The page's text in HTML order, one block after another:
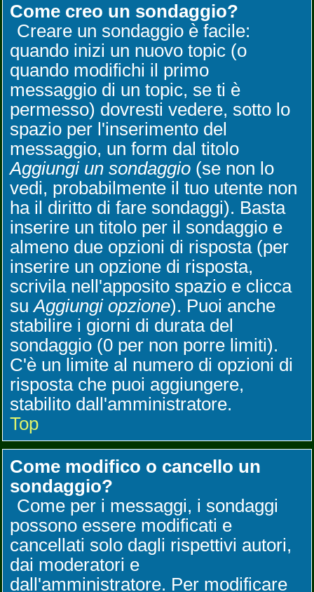
Come creo un sondaggio?
Creare un sondaggio è facile:
quando inizi un nuovo topic (o
quando modifichi il primo
messaggio di un topic, se ti è
permesso) dovresti vedere, sotto lo
spazio per l'inserimento del
messaggio, un form dal titolo
Aggiungi un sondaggio (se non lo
vedi, probabilmente il tuo utente non
ha il diritto di fare sondaggi). Basta
inserire un titolo per il sondaggio e
almeno due opzioni di risposta (per
inserire un opzione di risposta,
scrivila nell'apposito spazio e clicca
suAggiungi opzione). Puoi anche
stabilire i giorni di durata del
sondaggio (0 per non porre limiti).
C'è un limite al numero di opzioni di
risposta che puoi aggiungere,
stabilito dall'amministratore.
Top
Come modifico o cancello un
sondaggio?
Come per i messaggi, i sondaggi
possono essere modificati e
cancellati solo dagli rispettivi autori,
dai moderatori e
dall'amministratore. Per modificare